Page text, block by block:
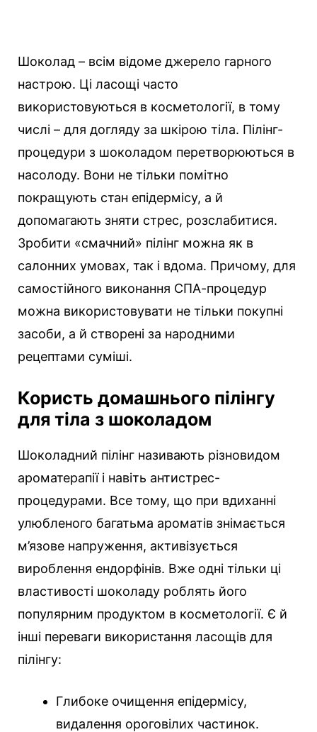
Шоколад – всім відоме джерело гарного
настрою. Ці ласощі часто
використовуються в косметології, в тому
числі – для догляду за шкірою тіла. Пілінг-
процедури з шоколадом перетворюються в
насолоду. Вони не тільки помітно
покращують стан епідермісу, а й
допомагають зняти стрес, розслабитися.
Зробити «смачний» пілінг можна як в
салонних умовах, так і вдома. Причому, для
самостійного виконання СПА-процедур
можна використовувати не тільки покупні
засоби, а й створені за народними
рецептами суміші.
Користь домашнього пілінгу
для тіла з шоколадом
Шоколадний пілінг називають різновидом
ароматерапії і навіть антистрес-
процедурами. Все тому, що при вдиханні
улюбленого багатьма ароматів знімається
м’язове напруження, активізується
вироблення ендорфінів. Вже одні тільки ці
властивості шоколаду роблять його
популярним продуктом в косметології. Є й
інші переваги використання ласощів для
пілінгу:
Глибоке очищення епідермісу,
видалення ороговілих частинок.